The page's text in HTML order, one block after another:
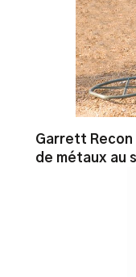
Garrett
de métaux au